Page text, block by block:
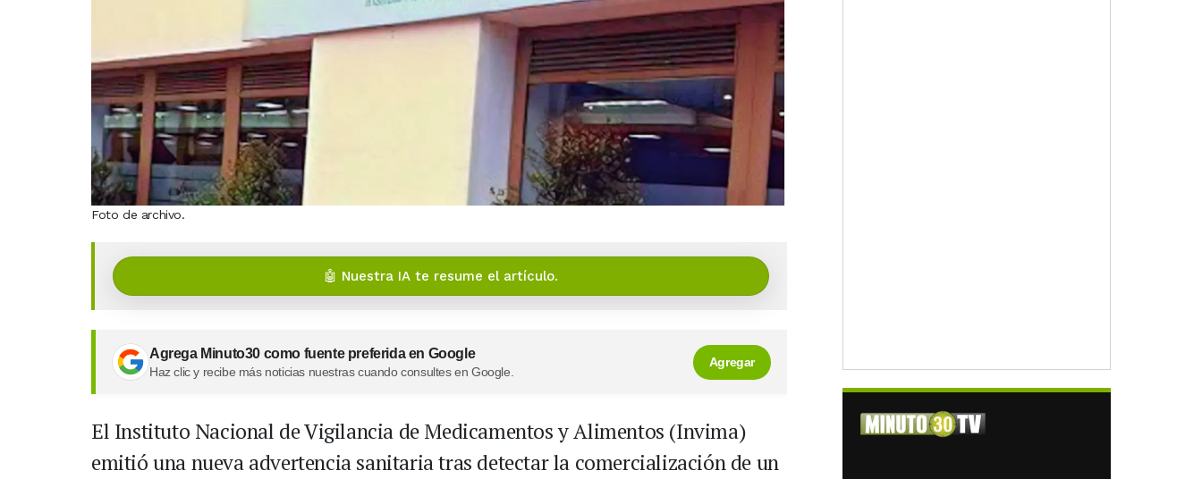
Foto de archivo.
🤖 Nuestra IA te resume el artículo.
Agrega Minuto30 como fuente preferida en Google
Haz clic y recibe más noticias nuestras cuando consultes en Google.
Agregar
El Instituto Nacional de Vigilancia de Medicamentos y Alimentos (Invima)
emitió una nueva advertencia sanitaria tras detectar la comercialización de un